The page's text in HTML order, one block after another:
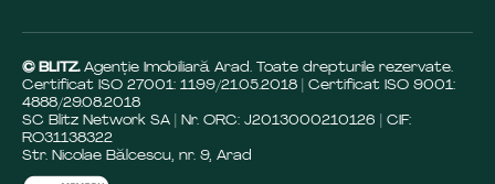
© BLITZ. Agenție Imobiliară Arad. Toate drepturile rezervate.
Certificat ISO 27001: 1199/21.05.2018 | Certificat ISO 9001:
4888/29.08.2018
SC Blitz Network SA | Nr. ORC: J2013000210126 | CIF:
RO31138322
Str. Nicolae Bălcescu, nr. 9, Arad